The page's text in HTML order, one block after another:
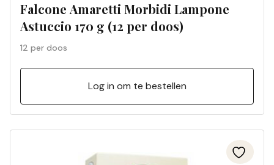
Falcone Amaretti Morbidi Lampone
Astuccio 170 g (12 per doos)
12 per doos
Log in om te bestellen